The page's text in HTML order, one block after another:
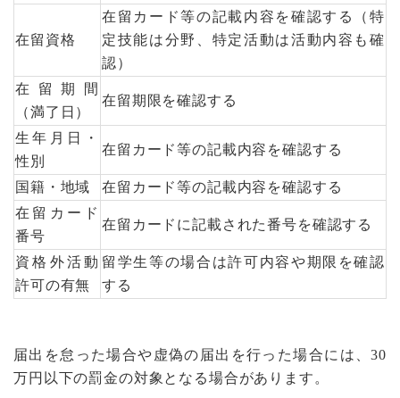
在留資格
在留カード等の記載内容を確認する（特
定技能は分野、特定活動は活動内容も確
認）
在留期間
（満了日）
在留期限を確認する
生年月日・
性別
在留カード等の記載内容を確認する
国籍・地域
在留カード等の記載内容を確認する
在留カード
番号
在留カードに記載された番号を確認する
資格外活動
許可の有無
留学生等の場合は許可内容や期限を確認
する
届出を怠った場合や虚偽の届出を行った場合には、30
万円以下の罰金の対象となる場合があります。